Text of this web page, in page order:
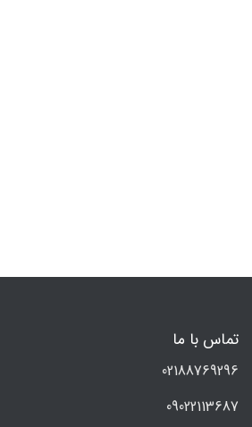
تماس با ما
02188769296
09022113687